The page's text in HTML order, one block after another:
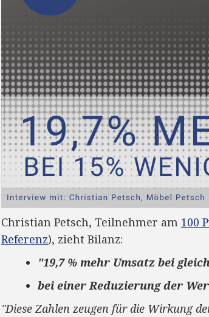
Christian Petsch, Teilnehmer am 100
Referenz), zieht Bilanz:
"19,7 % mehr Umsatz bei
bei einer Reduzierung der
"Diese Zahlen zeugen für die Wirkung